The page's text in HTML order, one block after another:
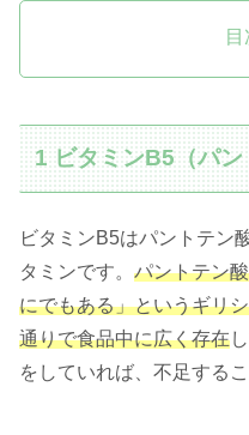
目
1 ビタミンB5（パ
ビタミンB5はパントテン
タミンです。 パントテン
にでもある」というギリ
通りで食品中に広く存在
をしていれば、不足する